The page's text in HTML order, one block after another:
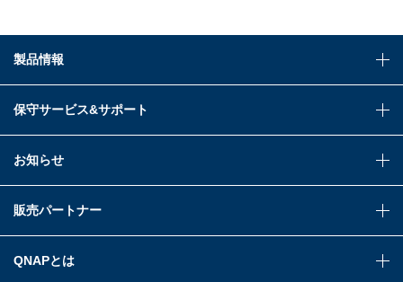
製品情報
保守サービス&サポート
お知らせ
販売パートナー
QNAPとは